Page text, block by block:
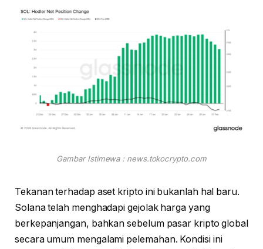
Gambar Istimewa : news.tokocrypto.com
Tekanan terhadap aset kripto ini bukanlah hal baru.
Solana telah menghadapi gejolak harga yang
berkepanjangan, bahkan sebelum pasar kripto global
secara umum mengalami pelemahan. Kondisi ini